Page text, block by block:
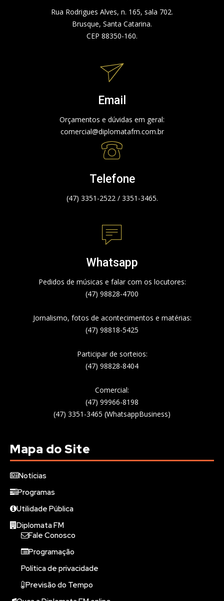
Rua Rodrigues Alves, n. 165, sala 702.
Brusque, Santa Catarina.
CEP 88350-160.
Email
Orçamentos e dúvidas em geral:
comercial@diplomatafm.com.br
Telefone
(47) 3351-2522 / 3351-3465.
Whatsapp
Pedidos de músicas e falar com os locutores:
(47) 98828-4700
Jornalismo, fotos de acontecimentos e matérias:
(47) 98818-5425
Participar de sorteios:
(47) 98828-8404
Comercial:
(47) 99966-8198
(47) 3351-3465 (WhatsappBusiness)
Mapa do Site
Notícias
Programas
Utilidade Pública
Diplomata FM
Fale Conosco
Programação
Política de privacidade
Previsão do Tempo